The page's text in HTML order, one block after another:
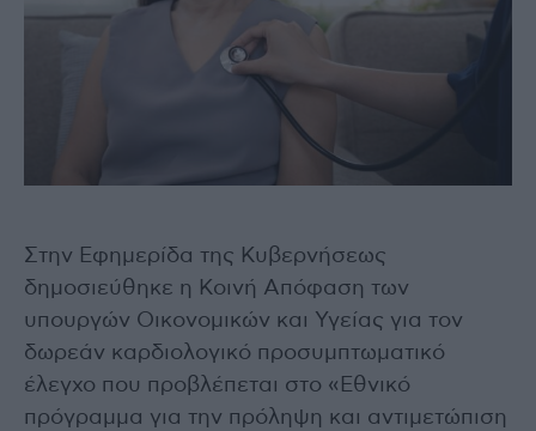
Στην Εφημερίδα της Κυβερνήσεως
δημοσιεύθηκε η Κοινή Απόφαση των
υπουργών Οικονομικών και Υγείας για τον
δωρεάν καρδιολογικό προσυμπτωματικό
έλεγχο που προβλέπεται στο «Εθνικό
πρόγραμμα για την πρόληψη και αντιμετώπιση